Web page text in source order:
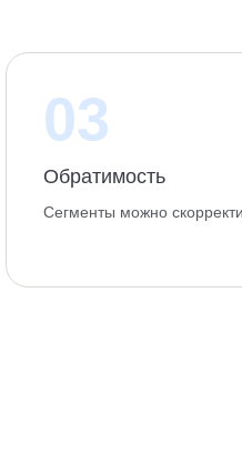
03
Обратимость
Сегменты можно